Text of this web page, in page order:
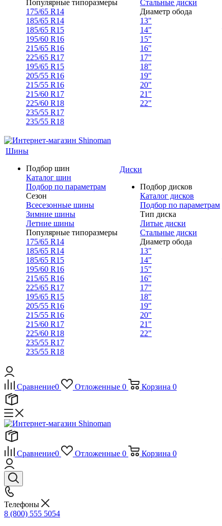
Популярные типоразмеры
175/65 R14
185/65 R14
185/65 R15
195/60 R16
215/65 R16
225/65 R17
195/65 R15
205/55 R16
215/55 R16
215/60 R17
225/60 R18
235/55 R17
235/55 R18
Стальные диски
Диаметр обода
13"
14"
15"
16"
17"
18"
19"
20"
21"
22"
Шины
Подбор шин
Каталог шин
Подбор по параметрам
Сезон
Всесезонные шины
Зимние шины
Летние шины
Популярные типоразмеры
175/65 R14
185/65 R14
185/65 R15
195/60 R16
215/65 R16
225/65 R17
195/65 R15
205/55 R16
215/55 R16
215/60 R17
225/60 R18
235/55 R17
235/55 R18
Диски
Подбор дисков
Каталог дисков
Подбор по параметрам
Тип диска
Литые диски
Стальные диски
Диаметр обода
13"
14"
15"
16"
17"
18"
19"
20"
21"
22"
Сравнение0 Отложенные 0 Корзина 0
Сравнение0 Отложенные 0 Корзина 0
Телефоны
8 (800) 555 5054